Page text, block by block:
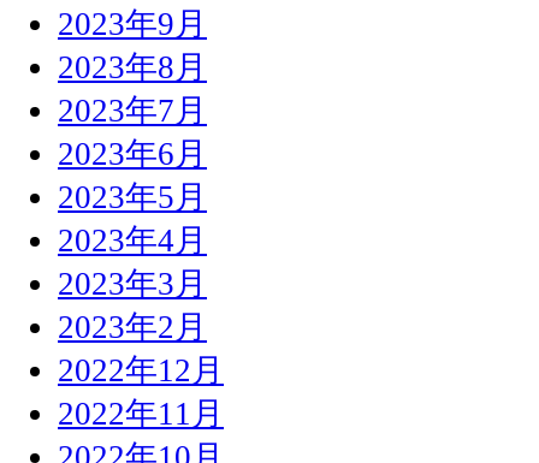
2023年9月
2023年8月
2023年7月
2023年6月
2023年5月
2023年4月
2023年3月
2023年2月
2022年12月
2022年11月